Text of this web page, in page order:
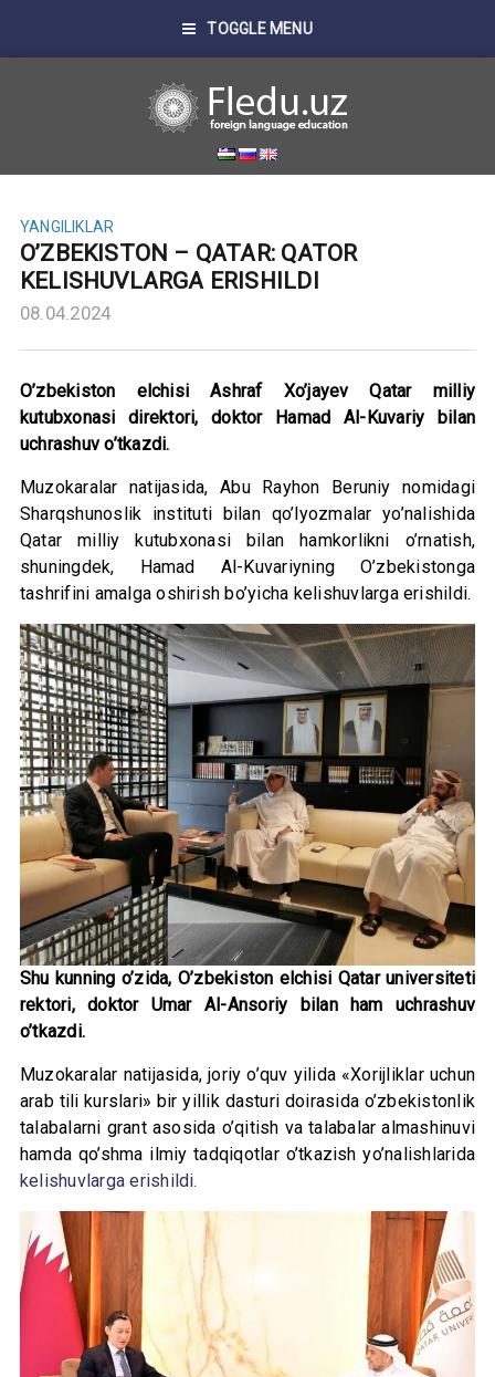
TOGGLE MENU
YANGILIKLAR
O’ZBEKISTON – QATAR: QATOR
KELISHUVLARGA ERISHILDI
08.04.2024
O’zbekiston elchisi Ashraf Xo’jayev Qatar milliy
kutubxonasi direktori, doktor Hamad Al-Kuvariy bilan
uchrashuv o’tkazdi.
Muzokaralar natijasida, Abu Rayhon Beruniy nomidagi
Sharqshunoslik instituti bilan qo’lyozmalar yo’nalishida
Qatar milliy kutubxonasi bilan hamkorlikni o’rnatish,
shuningdek, Hamad Al-Kuvariyning O’zbekistonga
tashrifini amalga oshirish bo’yicha kelishuvlarga erishildi.
Shu kunning o’zida, O’zbekiston elchisi Qatar universiteti
rektori, doktor Umar Al-Ansoriy bilan ham uchrashuv
o’tkazdi.
Muzokaralar natijasida, joriy o’quv yilida «Xorijliklar uchun
arab tili kurslari» bir yillik dasturi doirasida o’zbekistonlik
talabalarni grant asosida o’qitish va talabalar almashinuvi
hamda qo’shma ilmiy tadqiqotlar o’tkazish yo’nalishlarida
kelishuvlarga erishildi.